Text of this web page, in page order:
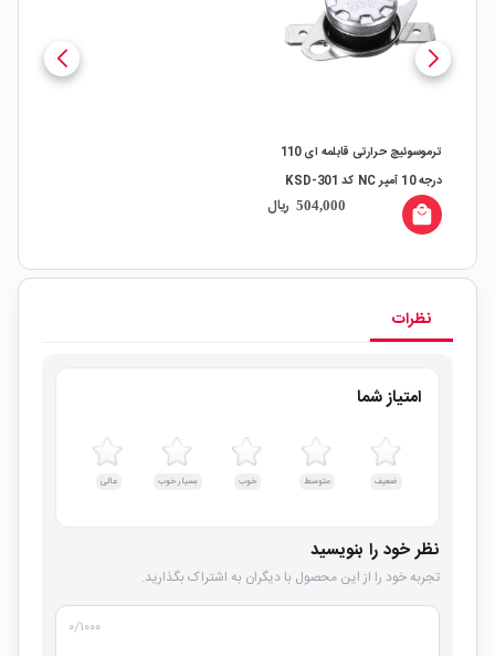
ترموسوئیچ حرارتی قابلمه ای 110
درجه 10 آمپر NC کد KSD-301
504,000 ریال local_mall
نظرات
امتیاز شما
ضعیف متوسط خوب بسیار خوب عالی
نظر خود را بنویسید
تجربه خود را از این محصول با دیگران به اشتراک بگذارید.
۰/۱۰۰۰